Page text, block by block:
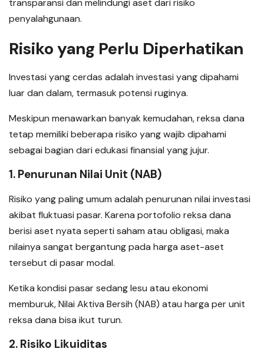
transparansi dan melindungi aset dari risiko
penyalahgunaan.
Risiko yang Perlu Diperhatikan
Investasi yang cerdas adalah investasi yang dipahami
luar dan dalam, termasuk potensi ruginya.
Meskipun menawarkan banyak kemudahan, reksa dana
tetap memiliki beberapa risiko yang wajib dipahami
sebagai bagian dari edukasi finansial yang jujur.
1. Penurunan Nilai Unit (NAB)
Risiko yang paling umum adalah penurunan nilai investasi
akibat fluktuasi pasar. Karena portofolio reksa dana
berisi aset nyata seperti saham atau obligasi, maka
nilainya sangat bergantung pada harga aset-aset
tersebut di pasar modal.
Ketika kondisi pasar sedang lesu atau ekonomi
memburuk, Nilai Aktiva Bersih (NAB) atau harga per unit
reksa dana bisa ikut turun.
2. Risiko Likuiditas